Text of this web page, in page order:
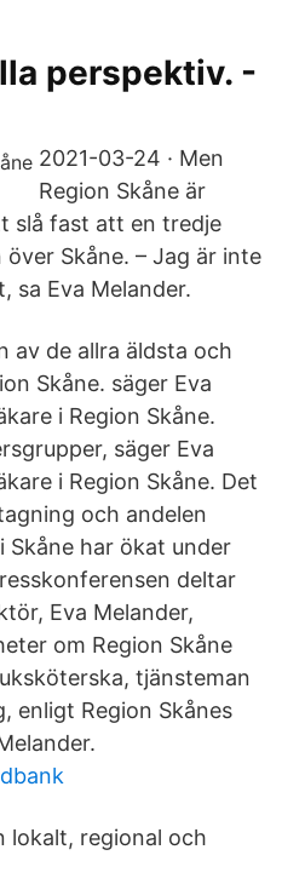
perspektiv. -
2021-03-24 · Men
Region Skåne är
slå fast att en tredje
Skåne. – Jag är inte
sa Eva Melander.
av de allra äldsta och
Skåne. säger Eva
i Region Skåne.
säger Eva
i Region Skåne. Det
och andelen
Skåne har ökat under
deltar
Eva Melander,
om Region Skåne
tjänsteman
enligt Region Skånes
lokalt, regional och